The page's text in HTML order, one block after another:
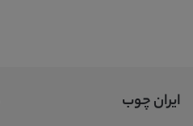
ایران چوب